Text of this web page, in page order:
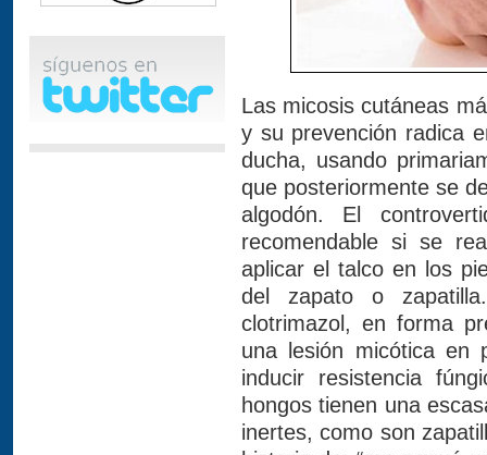
Las micosis cutáneas
y su prevención radica
ducha, usando
que posteriormente se
algodón. El
recomendable si se
aplicar el talco en los
del zapato o
clotrimazol, en forma
una lesión micótica en
inducir resistencia
hongos tienen una
inertes, como son